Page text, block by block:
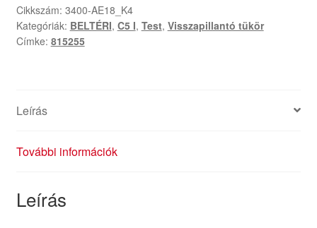
C5
szín
LQHC
Cikkszám: 3400-AE18_K4
Kategóriák: BELTÉRI, C5 I, Test, Visszapillantó tükör
Címke: 815255
Leírás
További információk
Leírás